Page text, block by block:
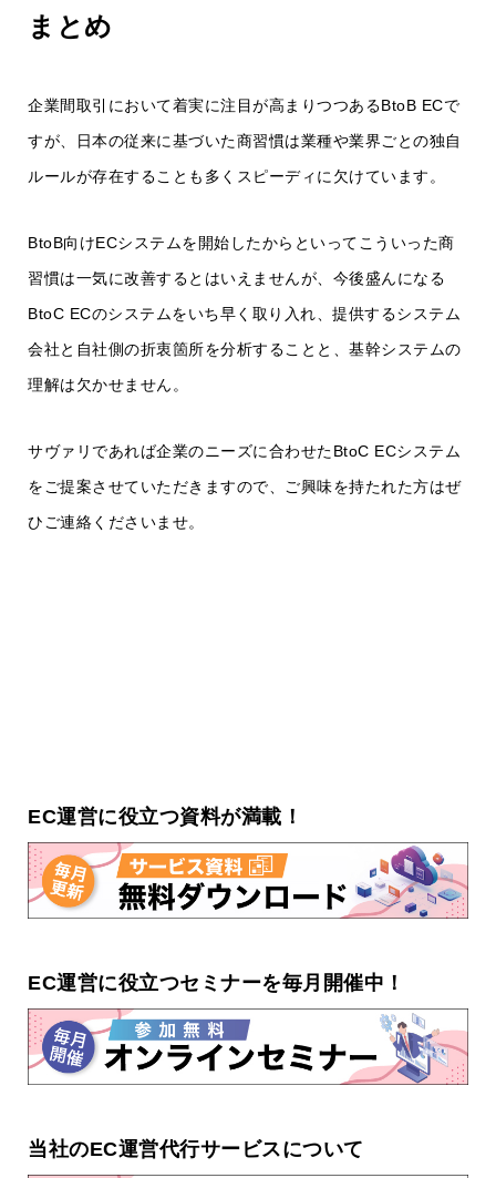
まとめ
企業間取引において着実に注目が高まりつつあるBtoB ECで
すが、日本の従来に基づいた商習慣は業種や業界ごとの独自
ルールが存在することも多くスピーディに欠けています。
BtoB向けECシステムを開始したからといってこういった商
習慣は一気に改善するとはいえませんが、今後盛んになる
BtoC ECのシステムをいち早く取り入れ、提供するシステム
会社と自社側の折衷箇所を分析することと、基幹システムの
理解は欠かせません。
サヴァリであれば企業のニーズに合わせたBtoC ECシステム
をご提案させていただきますので、ご興味を持たれた方はぜ
ひご連絡くださいませ。
EC運営に役立つ資料が満載！
EC運営に役立つセミナーを毎月開催中！
当社のEC運営代行サービスについて